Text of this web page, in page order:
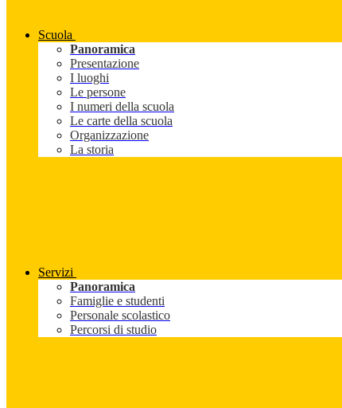
Scuola
Panoramica
Presentazione
I luoghi
Le persone
I numeri della scuola
Le carte della scuola
Organizzazione
La storia
Servizi
Panoramica
Famiglie e studenti
Personale scolastico
Percorsi di studio